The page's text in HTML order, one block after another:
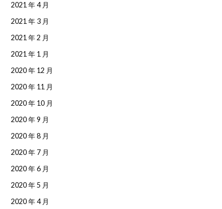
2021 年 4 月
2021 年 3 月
2021 年 2 月
2021 年 1 月
2020 年 12 月
2020 年 11 月
2020 年 10 月
2020 年 9 月
2020 年 8 月
2020 年 7 月
2020 年 6 月
2020 年 5 月
2020 年 4 月